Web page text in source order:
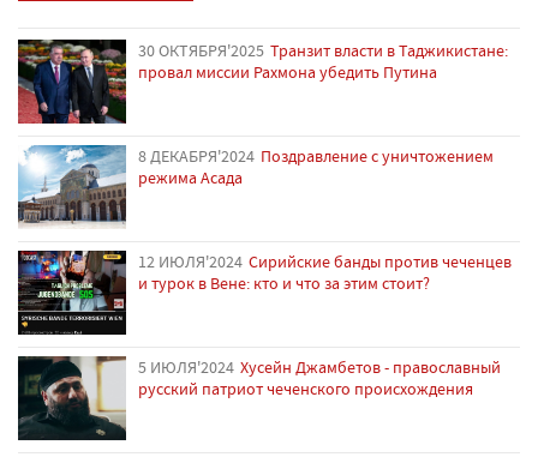
30 ОКТЯБРЯ'2025 Транзит власти в Таджикистане:
провал миссии Рахмона убедить Путина
8 ДЕКАБРЯ'2024 Поздравление с уничтожением
режима Асада
12 ИЮЛЯ'2024 Сирийские банды против чеченцев
и турок в Вене: кто и что за этим стоит?
5 ИЮЛЯ'2024 Хусейн Джамбетов - православный
русский патриот чеченского происхождения